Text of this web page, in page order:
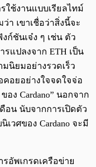
ใช้งานแบบเรียลไทม์
า เขาเชื่อว่าสิ่งนี้จะ
ก์ชันเจ๋ง ๆ เช่น ตัว
รแปลงจาก ETH เป็น
นิยมอย่างรวดเร็ว
คอยอย่างใจจดใจจ่อ
อง Cardano” นอกจาก
อน นับจากการเปิดตัว
เวศของ Cardano จะมี
อัพเกรดเครือข่าย